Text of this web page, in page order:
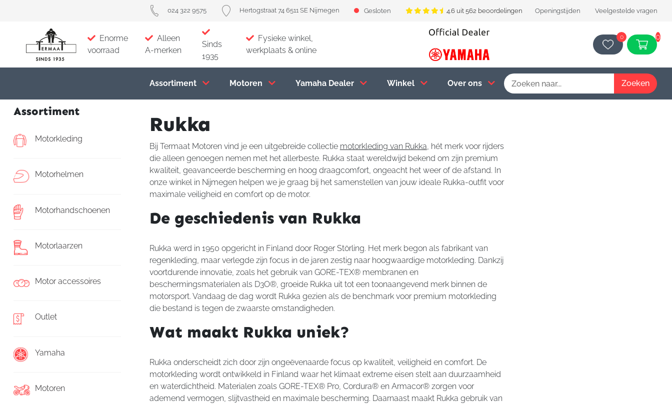
024 322 9575 Hertogstraat 74 6511 SE Nijmegen Gesloten 4.6 uit 562 beoordelingen Openingstijden Veelgestelde vragen
Enorme
voorraad
Alleen
A-merken
Sinds
1935
Fysieke winkel,
werkplaats & online
0 0
Assortiment Motoren Yamaha Dealer Winkel Over ons
Assortiment
Motorkleding
Motorhelmen
Motorhandschoenen
Motorlaarzen
Motor accessoires
Outlet
Yamaha
Motoren
Rukka
Bij Termaat Motoren vind je een uitgebreide collectie motorkleding van Rukka, hét merk voor rijders
die alleen genoegen nemen met het allerbeste. Rukka staat wereldwijd bekend om zijn premium
kwaliteit, geavanceerde bescherming en hoog draagcomfort, ongeacht het weer of de afstand. In
onze winkel in Nijmegen helpen we je graag bij het samenstellen van jouw ideale Rukka-outfit voor
maximale veiligheid en comfort op de motor.
De geschiedenis van Rukka
Rukka werd in 1950 opgericht in Finland door Roger Störling. Het merk begon als fabrikant van
regenkleding, maar verlegde zijn focus in de jaren zestig naar hoogwaardige motorkleding. Dankzij
voortdurende innovatie, zoals het gebruik van GORE-TEX® membranen en
beschermingsmaterialen als D3O®, groeide Rukka uit tot een toonaangevend merk binnen de
motorsport. Vandaag de dag wordt Rukka gezien als de benchmark voor premium motorkleding
die bestand is tegen de zwaarste omstandigheden.
Wat maakt Rukka uniek?
Rukka onderscheidt zich door zijn ongeëvenaarde focus op kwaliteit, veiligheid en comfort. De
motorkleding wordt ontwikkeld in Finland waar het klimaat extreme eisen stelt aan duurzaamheid
en waterdichtheid. Materialen zoals GORE-TEX® Pro, Cordura® en Armacor® zorgen voor
ademend vermogen, slijtvastheid en maximale bescherming. Daarnaast maakt Rukka gebruik van